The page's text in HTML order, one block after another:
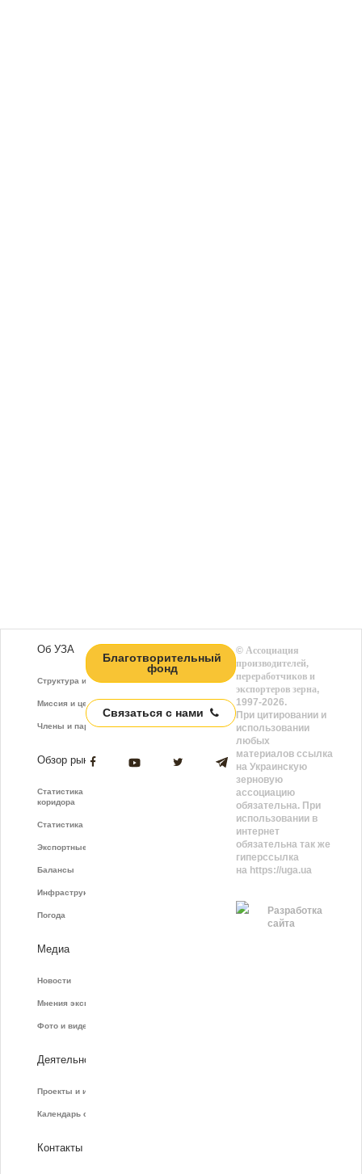
Об УЗА
Структура и функции
Миссия и цели
Члены и партнёры
Обзор рынка
Статистика зернового
коридора
Статистика фрахта
Экспортные показатели
Балансы
Инфраструктура
Погода
Медиа
Новости
Мнения экспертов
Фото и видео
Деятельность
Проекты и инициативы
Календарь событий
Контакты
Благотворительный
фонд
Связаться с нами
©Ассоциация
производителей,
переработчиков и
экспортеров зерна,
1997-2026.
При цитировании и
использовании
любых
материалов ссылка
на Украинскую
зерновую
ассоциацию
обязательна. При
использовании в
интернет
обязательна так же
гиперссылка
на https://uga.ua
Разработка
сайта